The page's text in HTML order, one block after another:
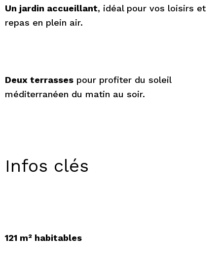
Un jardin accueillant, idéal pour vos loisirs et
repas en plein air.
Deux terrasses pour profiter du soleil
méditerranéen du matin au soir.
Infos clés
121 m² habitables